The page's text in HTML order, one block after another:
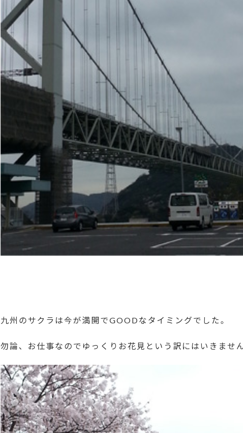
九州のサクラは今が満開でGOODなタイミングでした。
勿論、お仕事なのでゆっくりお花見という訳にはいきませ